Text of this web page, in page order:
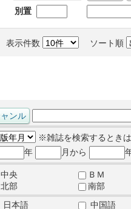
別置
表示件数 ソート順
※雑誌を検索するとき
年
月から
中央 ＢＭ
北部
南部
日本語 中国語